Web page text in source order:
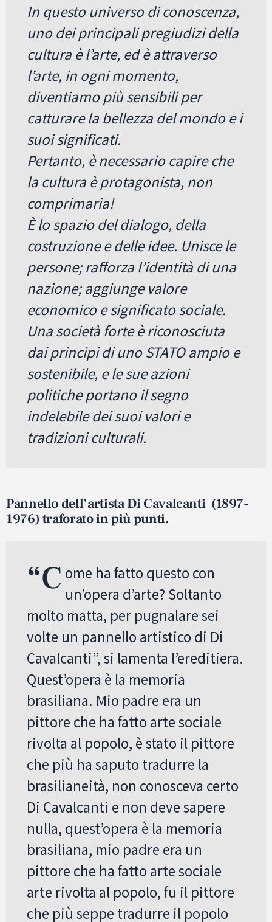
In questo universo di conoscenza,
uno dei principali pregiudizi della
cultura è l’arte, ed è attraverso
l’arte, in ogni momento,
diventiamo più sensibili per
catturare la bellezza del mondo e i
suoi significati.
Pertanto, è necessario capire che
la cultura è protagonista, non
comprimaria!
È lo spazio del dialogo, della
costruzione e delle idee. Unisce le
persone; rafforza l’identità di una
nazione; aggiunge valore
economico e significato sociale.
Una società forte è riconosciuta
dai principi di uno STATO ampio e
sostenibile, e le sue azioni
politiche portano il segno
indelebile dei suoi valori e
tradizioni culturali.
Pannello dell’artista Di Cavalcanti (1897-
1976) traforato in più punti.
“C ome ha fatto questo con
un’opera d’arte? Soltanto
molto matta, per pugnalare sei
volte un pannello artistico di Di
Cavalcanti”, si lamenta l’ereditiera.
Quest’opera è la memoria
brasiliana. Mio padre era un
pittore che ha fatto arte sociale
rivolta al popolo, è stato il pittore
che più ha saputo tradurre la
brasilianeità, non conosceva certo
Di Cavalcanti e non deve sapere
nulla, quest’opera è la memoria
brasiliana, mio ​​padre era un
pittore che ha fatto arte sociale
arte rivolta al popolo, fu il pittore
che più seppe tradurre il popolo